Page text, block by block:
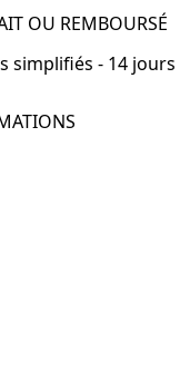
OU REMBOURSÉ
simplifiés - 14 jours